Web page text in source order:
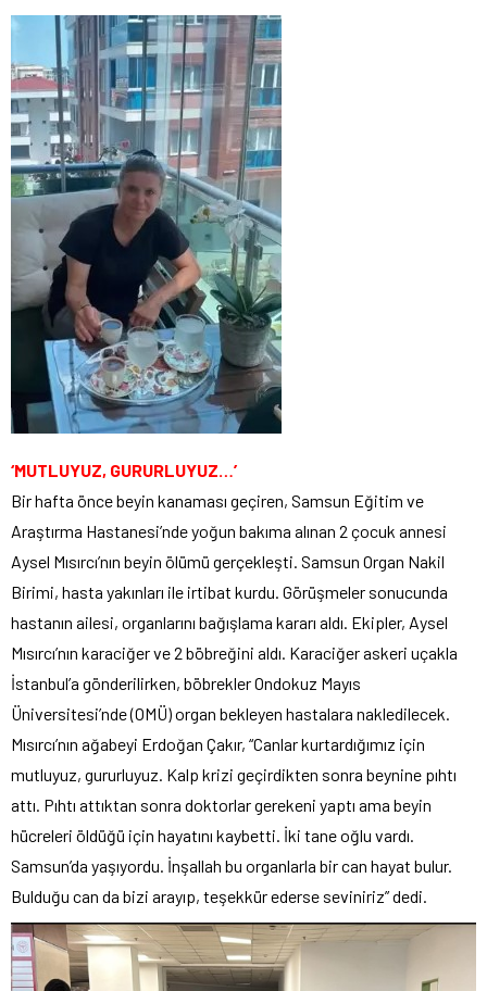
‘MUTLUYUZ, GURURLUYUZ…’
Bir hafta önce beyin kanaması geçiren, Samsun Eğitim ve
Araştırma Hastanesi’nde yoğun bakıma alınan 2 çocuk annesi
Aysel Mısırcı’nın beyin ölümü gerçekleşti. Samsun Organ Nakil
Birimi, hasta yakınları ile irtibat kurdu. Görüşmeler sonucunda
hastanın ailesi, organlarını bağışlama kararı aldı. Ekipler, Aysel
Mısırcı’nın karaciğer ve 2 böbreğini aldı. Karaciğer askeri uçakla
İstanbul’a gönderilirken, böbrekler Ondokuz Mayıs
Üniversitesi’nde (OMÜ) organ bekleyen hastalara nakledilecek.
Mısırcı’nın ağabeyi Erdoğan Çakır, “Canlar kurtardığımız için
mutluyuz, gururluyuz. Kalp krizi geçirdikten sonra beynine pıhtı
attı. Pıhtı attıktan sonra doktorlar gerekeni yaptı ama beyin
hücreleri öldüğü için hayatını kaybetti. İki tane oğlu vardı.
Samsun’da yaşıyordu. İnşallah bu organlarla bir can hayat bulur.
Bulduğu can da bizi arayıp, teşekkür ederse seviniriz” dedi.